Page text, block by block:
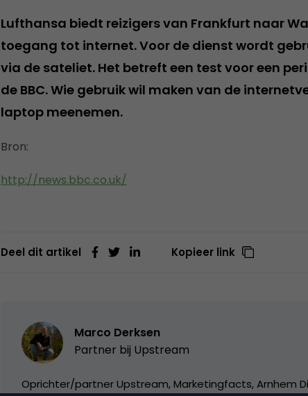
Lufthansa biedt reizigers van Frankfurt naar
toegang tot internet. Voor de dienst wordt
via de sateliet. Het betreft een test voor een
de BBC. Wie gebruik wil maken van de
laptop meenemen.
Bron:
http://news.bbc.co.uk/
Deel dit artikel Kopieer link
Marco Derksen
Partner bij Upstream
Oprichter/partner Upstream, Marketingfacts, Arnhem